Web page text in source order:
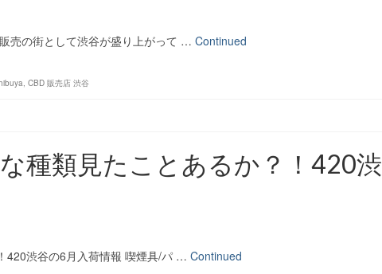
売の街として渋谷が盛り上がって … Continued
, CBD 販売店 渋谷
種類見たことあるか？！420渋
420渋谷の6月入荷情報 喫煙具/パ … Continued